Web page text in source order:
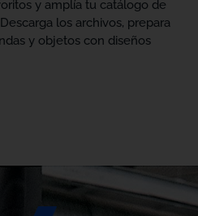
y amplía tu catálogo de
los archivos, prepara
y objetos con diseños